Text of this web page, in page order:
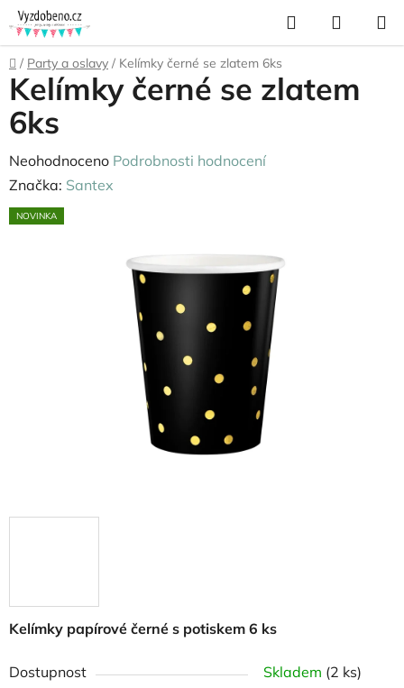
Přejít
na
obsah
Hledat
KOŠÍK
Domů
/ Party a oslavy / Kelímky černé se zlatem 6ks
Kelímky papírové černé s potiskem 6 ks
Dostupnost Skladem (2 ks)
Kelímky černé se zlatem
6ks
Průměrné
hodnocení
produktu
Neohodnoceno Podrobnosti hodnocení
Značka: Santex
NOVINKA